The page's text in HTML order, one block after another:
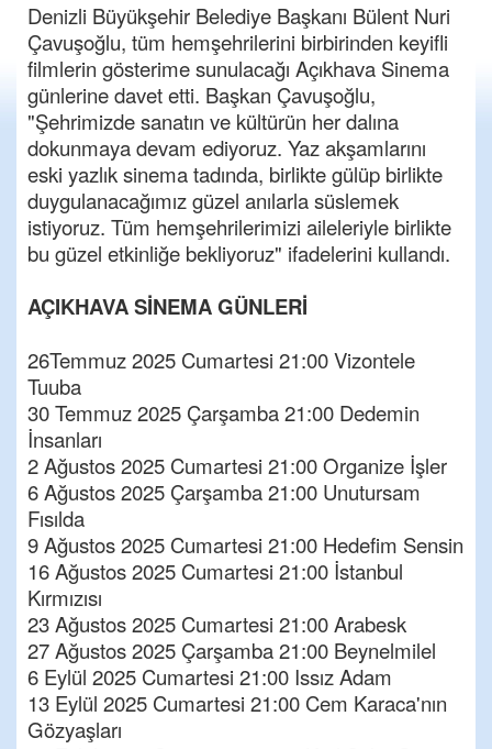
Denizli Büyükşehir Belediye Başkanı Bülent Nuri
Çavuşoğlu, tüm hemşehrilerini birbirinden keyifli
filmlerin gösterime sunulacağı Açıkhava Sinema
günlerine davet etti. Başkan Çavuşoğlu,
"Şehrimizde sanatın ve kültürün her dalına
dokunmaya devam ediyoruz. Yaz akşamlarını
eski yazlık sinema tadında, birlikte gülüp birlikte
duygulanacağımız güzel anılarla süslemek
istiyoruz. Tüm hemşehrilerimizi aileleriyle birlikte
bu güzel etkinliğe bekliyoruz" ifadelerini kullandı.
AÇIKHAVA SİNEMA GÜNLERİ
26Temmuz 2025 Cumartesi 21:00 Vizontele
Tuuba
30 Temmuz 2025 Çarşamba 21:00 Dedemin
İnsanları
2 Ağustos 2025 Cumartesi 21:00 Organize İşler
6 Ağustos 2025 Çarşamba 21:00 Unutursam
Fısılda
9 Ağustos 2025 Cumartesi 21:00 Hedefim Sensin
16 Ağustos 2025 Cumartesi 21:00 İstanbul
Kırmızısı
23 Ağustos 2025 Cumartesi 21:00 Arabesk
27 Ağustos 2025 Çarşamba 21:00 Beynelmilel
6 Eylül 2025 Cumartesi 21:00 Issız Adam
13 Eylül 2025 Cumartesi 21:00 Cem Karaca'nın
Gözyaşları